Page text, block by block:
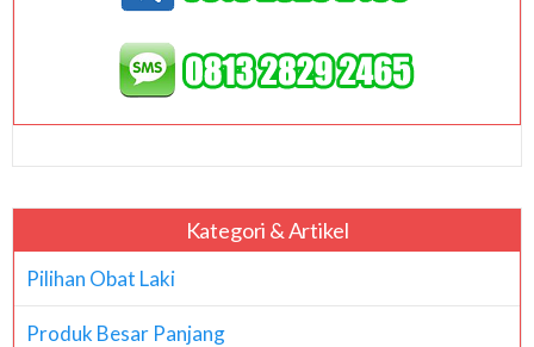
Kategori & Artikel
Pilihan Obat Laki
Produk Besar Panjang